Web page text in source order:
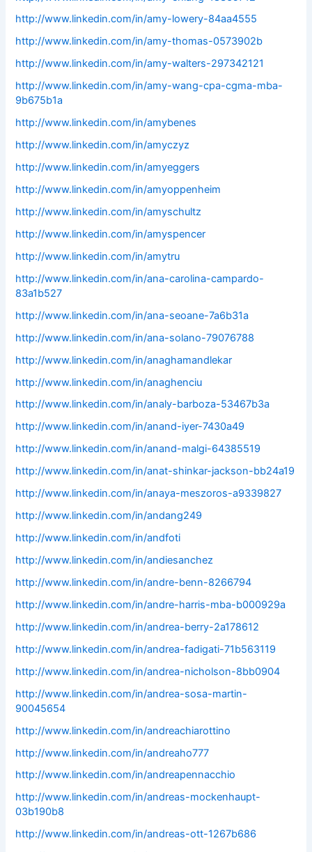
http://www.linkedin.com/in/amy-lowery-84aa4555
http://www.linkedin.com/in/amy-thomas-0573902b
http://www.linkedin.com/in/amy-walters-297342121
http://www.linkedin.com/in/amy-wang-cpa-cgma-mba-
9b675b1a
http://www.linkedin.com/in/amybenes
http://www.linkedin.com/in/amyczyz
http://www.linkedin.com/in/amyeggers
http://www.linkedin.com/in/amyoppenheim
http://www.linkedin.com/in/amyschultz
http://www.linkedin.com/in/amyspencer
http://www.linkedin.com/in/amytru
http://www.linkedin.com/in/ana-carolina-campardo-
83a1b527
http://www.linkedin.com/in/ana-seoane-7a6b31a
http://www.linkedin.com/in/ana-solano-79076788
http://www.linkedin.com/in/anaghamandlekar
http://www.linkedin.com/in/anaghenciu
http://www.linkedin.com/in/analy-barboza-53467b3a
http://www.linkedin.com/in/anand-iyer-7430a49
http://www.linkedin.com/in/anand-malgi-64385519
http://www.linkedin.com/in/anat-shinkar-jackson-bb24a19
http://www.linkedin.com/in/anaya-meszoros-a9339827
http://www.linkedin.com/in/andang249
http://www.linkedin.com/in/andfoti
http://www.linkedin.com/in/andiesanchez
http://www.linkedin.com/in/andre-benn-8266794
http://www.linkedin.com/in/andre-harris-mba-b000929a
http://www.linkedin.com/in/andrea-berry-2a178612
http://www.linkedin.com/in/andrea-fadigati-71b563119
http://www.linkedin.com/in/andrea-nicholson-8bb0904
http://www.linkedin.com/in/andrea-sosa-martin-
90045654
http://www.linkedin.com/in/andreachiarottino
http://www.linkedin.com/in/andreaho777
http://www.linkedin.com/in/andreapennacchio
http://www.linkedin.com/in/andreas-mockenhaupt-
03b190b8
http://www.linkedin.com/in/andreas-ott-1267b686